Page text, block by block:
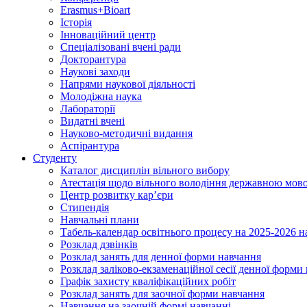
Erasmus+Bioart
Історія
Інноваційний центр
Спеціалізовані вчені ради
Докторантура
Наукові заходи
Напрями наукової діяльності
Молодіжна наука
Лабораторії
Видатні вчені
Науково-методичні видання
Аспірантура
Студенту
Каталог дисциплін вільного вибору
Атестація щодо вільного володіння державною
Центр розвитку кар’єри
Стипендія
Навчальні плани
Табель-календар освітнього процесу на 2025-2026
Розклад дзвінків
Розклад занять для денної форми навчання
Розклад заліково-екзаменаційної сесії денної
Графік захисту кваліфікаційних робіт
Розклад занять для заочної форми навчання